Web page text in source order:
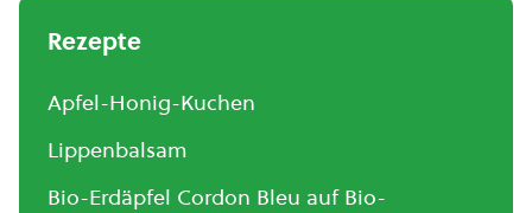
Rezepte
Apfel-Honig-Kuchen
Lippenbalsam
Bio-Erdäpfel Cordon Bleu auf Bio-